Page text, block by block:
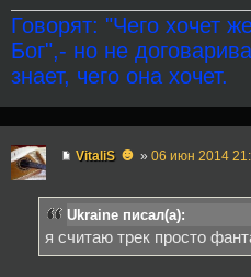
Говорят: "Чего хочет
Бог",- но не
знает, чего она хочет.
VitaliS ☻ » 06 июн 2014
Ukraine писал(а):
я считаю трек просто